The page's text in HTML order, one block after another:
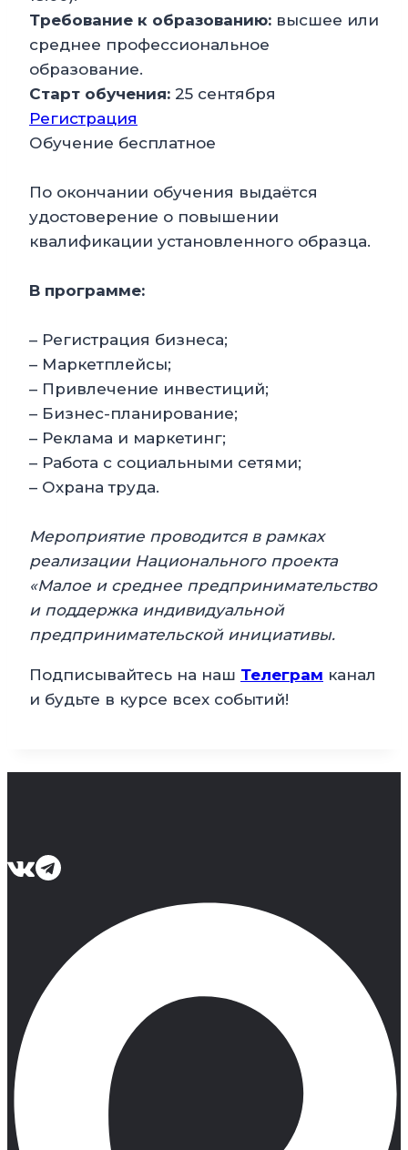
Требование к образованию: высшее или
среднее профессиональное
образование.
Старт обучения: 25 сентября
Регистрация
Обучение бесплатное
По окончании обучения выдаётся
удостоверение о повышении
квалификации установленного образца.
В программе:
– Регистрация бизнеса;
– Маркетплейсы;
– Привлечение инвестиций;
– Бизнес-планирование;
– Реклама и маркетинг;
– Работа с социальными сетями;
– Охрана труда.
Мероприятие проводится в рамках
реализации Национального проекта
«Малое и среднее предпринимательство
и поддержка индивидуальной
предпринимательской инициативы.
Подписывайтесь на наш Телеграм канал
и будьте в курсе всех событий!